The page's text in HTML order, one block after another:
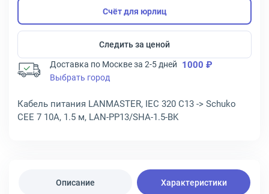
Счёт для юрлиц
Следить за ценой
Доставка по Москве за 2-5 дней 1000 ₽
Выбрать город
Кабель питания LANMASTER, IEC 320 C13 -> Schuko
CEE 7 10A, 1.5 м, LAN-PP13/SHA-1.5-BK
Описание Характеристики